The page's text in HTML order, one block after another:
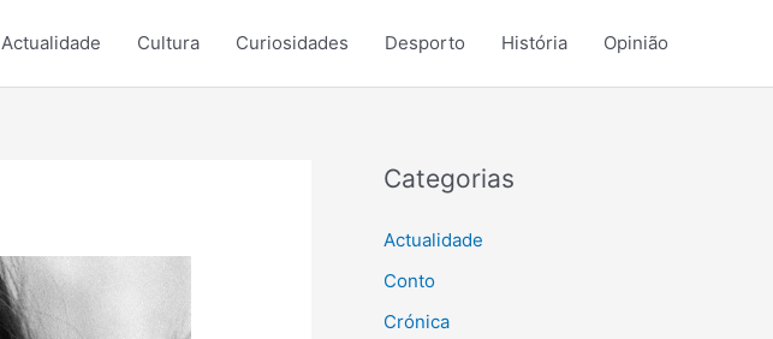
Actualidade Cultura Curiosidades Desporto História Opinião
Categorias
Actualidade
Conto
Crónica